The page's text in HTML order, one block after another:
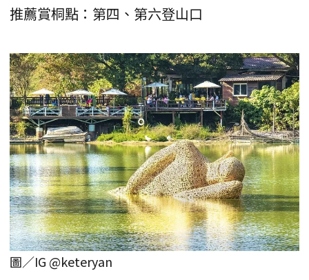
推薦賞桐點：第四、第六登山口
圖／IG @keteryan